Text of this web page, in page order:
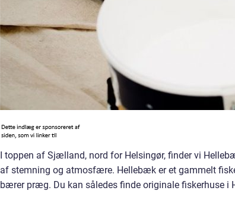
I toppen af Sjælland, nord for Helsingør, finder vi
af stemning og atmosfære. Hellebæk er et gammelt
bærer præg. Du kan således finde originale fiskerhuse i